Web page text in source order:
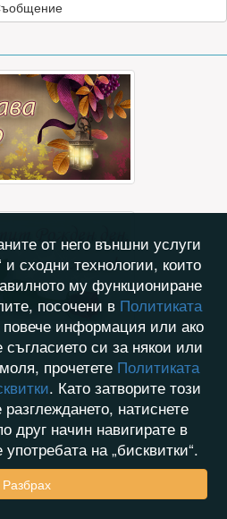
от него външни услуги
и сходни технологии, които
му функциониране
посочени в Политиката
информация или ако
съгласието си за някои или
прочетете Политиката
. Като затворите този
натиснете
друг начин навигирате в
на „бисквитки“.
Разбрах